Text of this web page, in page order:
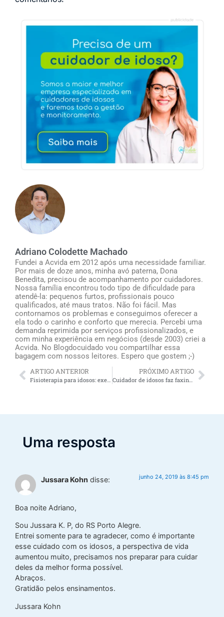
Adriano Colodette Machado
Fundei a Acvida em 2012 após uma necessidade familiar.
Por mais de doze anos, minha avó paterna, Dona
Benedita, precisou de acompanhamento por cuidadores.
Nossa família encontrou todo tipo de dificuldade para
atendê-la: pequenos furtos, profissionais pouco
qualificados, até maus tratos. Não foi fácil. Mas
contornamos os problemas e conseguimos oferecer a
ela todo o carinho e conforto que merecia. Percebi uma
demanda reprimida por serviços profissionalizados, e
com minha experiência em negócios (desde 2003) criei a
Acvida. No Blogdocuidado vou compartilhar essa
bagagem com nossos leitores. Espero que gostem ;-)
ARTIGO ANTERIOR PRÓXIMO ARTIGO
Uma resposta
Jussara Kohn disse: junho 24, 2019 às 8:45 pm
Boa noite Adriano,
Sou Jussara K. P, do RS Porto Alegre.
Entrei somente para te agradecer, como é importante
esse cuidado com os idosos, a perspectiva de vida
aumentou muito, precisamos nos preparar para cuidar
deles da melhor forma possível.
Abraços.
Gratidão pelos ensinamentos.
Jussara Kohn